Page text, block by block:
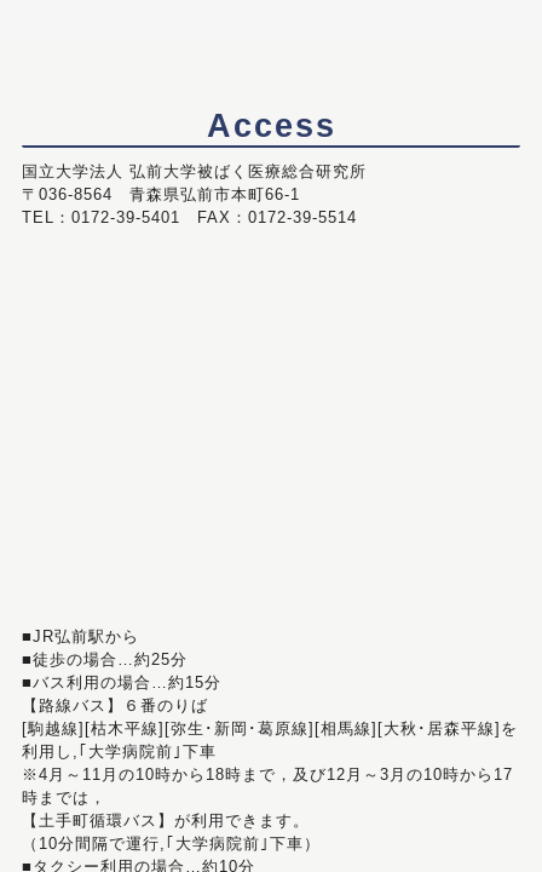
Access
国立大学法人 弘前大学被ばく医療総合研究所
〒036-8564 青森県弘前市本町66-1
TEL：0172-39-5401 FAX：0172-39-5514
■JR弘前駅から
■徒歩の場合…約25分
■バス利用の場合…約15分
【路線バス】６番のりば
[駒越線][枯木平線][弥生･新岡･葛原線][相馬線][大秋･居森平線]を
利用し,｢大学病院前｣下車
※4月～11月の10時から18時まで，及び12月～3月の10時から17
時までは，
【土手町循環バス】が利用できます。
（10分間隔で運行,｢大学病院前｣下車）
■タクシー利用の場合…約10分